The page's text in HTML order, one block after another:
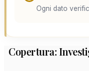
Ogni dato
Copertura: